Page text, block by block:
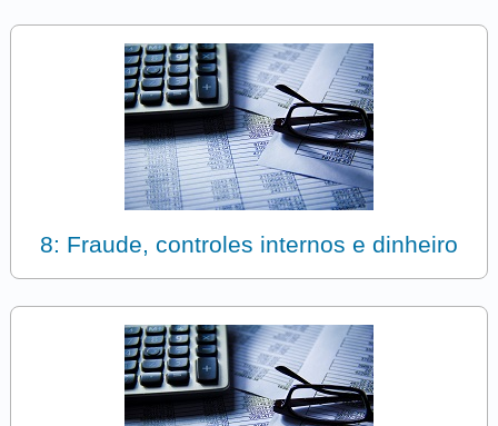
8: Fraude, controles internos e dinheiro